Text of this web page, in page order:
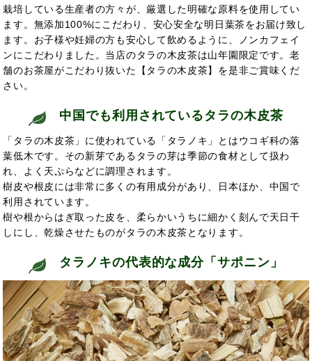
栽培している生産者の方々が、厳選した明確な原料を使用してい
ます。無添加100%にこだわり、安心安全な明日葉茶をお届け致し
ます。お子様や妊婦の方も安心して飲めるように、ノンカフェイ
ンにこだわりました。当店のタラの木皮茶は山年園限定です。老
舗のお茶屋がこだわり抜いた【タラの木皮茶】を是非ご賞味くだ
さい。
中国でも利用されているタラの木皮茶
「タラの木皮茶」に使われている「タラノキ」とはウコギ科の落
葉低木です。その新芽であるタラの芽は季節の食材として扱わ
れ、よく天ぷらなどに調理されます。
樹皮や根皮には非常に多くの有用成分があり、日本ほか、中国で
利用されています。
樹や根からはぎ取った皮を、柔らかいうちに細かく刻んで天日干
しにし、乾燥させたものがタラの木皮茶となります。
タラノキの代表的な成分「サポニン」